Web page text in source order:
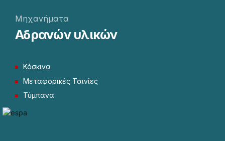
Μηχανήματα
Αδρανών υλικών
Κόσκινα
Μεταφορικές Ταινίες
Τύμπανα